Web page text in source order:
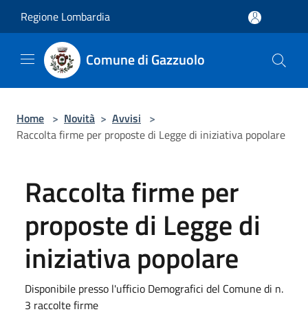
Regione Lombardia
Comune di Gazzuolo
Home > Novità > Avvisi >
Raccolta firme per proposte di Legge di iniziativa popolare
Raccolta firme per
proposte di Legge di
iniziativa popolare
Disponibile presso l'ufficio Demografici del Comune di n.
3 raccolte firme